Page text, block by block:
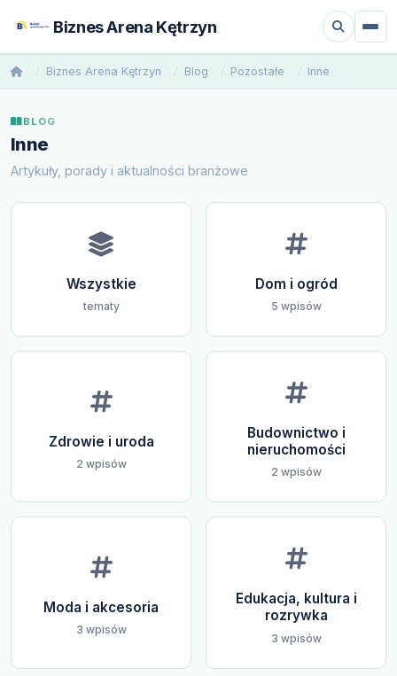
Biznes Arena Kętrzyn
Biznes Arena Kętrzyn Blog Pozostałe Inne
BLOG
Inne
Artykuły, porady i aktualności branżowe
Wszystkie
tematy
Dom i ogród
5 wpisów
Zdrowie i uroda
2 wpisów
Budownictwo i
nieruchomości
2 wpisów
Moda i akcesoria
3 wpisów
Edukacja, kultura i
rozrywka
3 wpisów